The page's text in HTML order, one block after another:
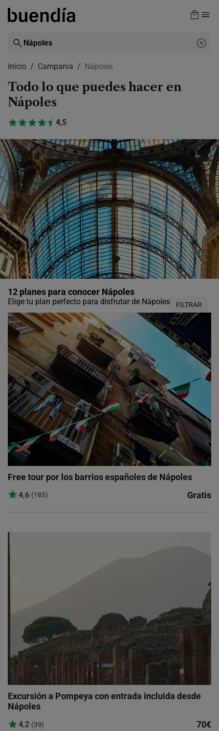
Skip
content
Inicio Campania Nápoles
Todo lo que puedes hacer en
Nápoles
4,5
12 planes para conocer Nápoles
Elige tu plan perfecto para disfrutar de Nápoles FILTRAR
Free tour por los barrios españoles de Nápoles
4,6 (185) Gratis
Excursión a Pompeya con entrada incluida desde
Nápoles
4,2 (39) 70€